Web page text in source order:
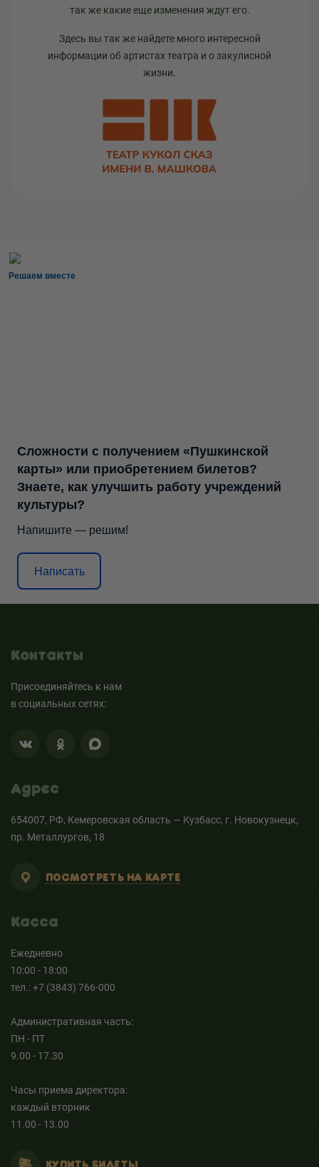
так же какие еще изменения ждут его.
Здесь вы так же найдете много интересной
информации об артистах театра и о закулисной
жизни.
Решаем вместе
Сложности с получением «Пушкинской
карты» или приобретением билетов?
Знаете, как улучшить работу учреждений
культуры?
Напишите — решим!
Написать
Контакты
Присоединяйтесь к нам
в социальных сетях:
Адрес
654007, РФ, Кемеровская область — Кузбасс, г. Новокузнецк,
пр. Металлургов, 18
ПОСМОТРЕТЬ НА КАРТЕ
Касса
Ежедневно
10:00 - 18:00
тел.: +7 (3843) 766-000
Административная часть:
ПН - ПТ
9.00 - 17.30
Часы приема директора:
каждый вторник
11.00 - 13.00
КУПИТЬ БИЛЕТЫ